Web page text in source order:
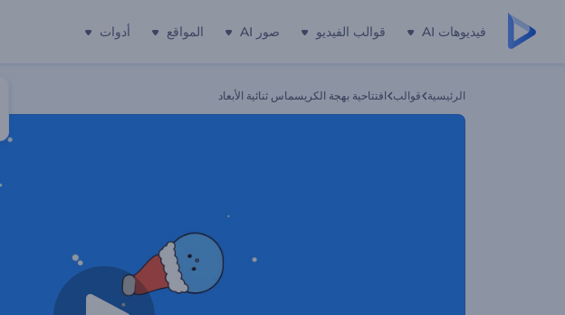
فيديوهات AI قوالب الفيديو صور AI المواقع أدوات
الرئيسية قوالب افتتاحية بهجة الكريسماس ثنائية الأبعاد